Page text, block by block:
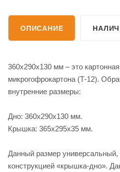
ОПИСАНИЕ
360х290х130 мм – это
микрогофрокартона (Т-12).
внутренние размеры:
Дно: 360х290х130 мм.
Крышка: 365х295х35 мм.
Данный размер универсальный,
конструкцией «крышка-дно».